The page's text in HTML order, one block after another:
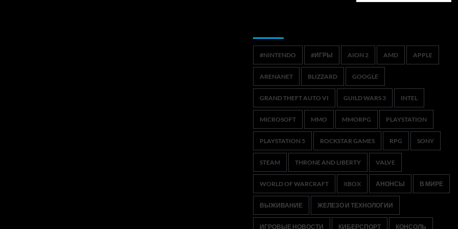
#NINTENDO #ИГРЫ AION 2 AMD APPLE
ARENANET BLIZZARD GOOGLE
GRAND THEFT AUTO VI GUILD WARS 3 INTEL
MICROSOFT MMO MMORPG PLAYSTATION
PLAYSTATION 5 ROCKSTAR GAMES RPG SONY
STEAM THRONE AND LIBERTY VALVE
WORLD OF WARCRAFT XBOX АНОНСЫ В МИРЕ
ВЫЖИВАНИЕ ЖЕЛЕЗО И ТЕХНОЛОГИИ
ИГРОВЫЕ НОВОСТИ КИБЕРСПОРТ КОНСОЛЬ